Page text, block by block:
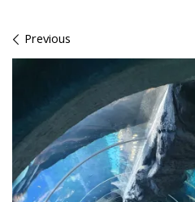
Images navigation
Previous